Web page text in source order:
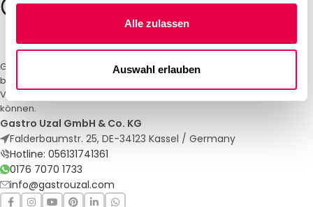
Alle zulassen
Auswahl erlauben
Gastro Uzal – Ihr Spezialist für Gastronomiemöbel und -textilien. Wir
bieten maßgeschneiderte Lösungen für Restaurants, Hotels und
Veranstaltungen. Qualität und Service, auf die Sie sich verlassen
können.
Gastro Uzal GmbH & Co. KG
Falderbaumstr. 25, DE-34123 Kassel / Germany
Hotline: 056131741361
0176 7070 1733
info@gastrouzal.com